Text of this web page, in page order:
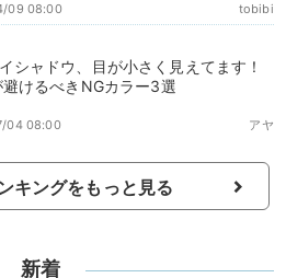
tobibi
09 08:00
シャドウ、目が小さく見えてます！
けるべきNGカラー3選
アヤ
04 08:00
キングをもっと見る
新着